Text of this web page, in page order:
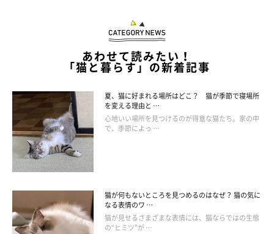
あわせて読みたい！
「猫と暮らす」の新着記事
夏、猫に好まれる場所はどこ？ 猫が季節で寝場所
を変える理由と …
心地いい場所を見つけるのが得意な猫たち。家の中
で、季節によっ …
猫が何もないところを見つめるのはなぜ？ 猫の気に
なる表情のワ …
猫が見せるさまざまな表情には、猫ならではの生態
の“ヒミツ”が …